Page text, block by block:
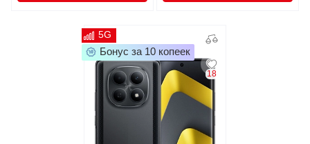
18
5G
Бонус за 10 копеек